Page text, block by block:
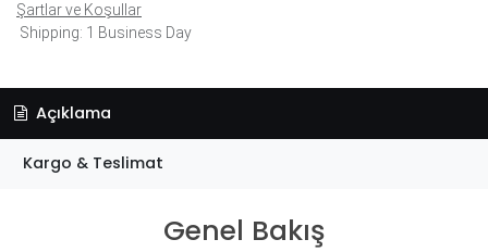
Şartlar ve Koşullar
Shipping: 1 Business Day
Açıklama
Kargo & Teslimat
Genel Bakış